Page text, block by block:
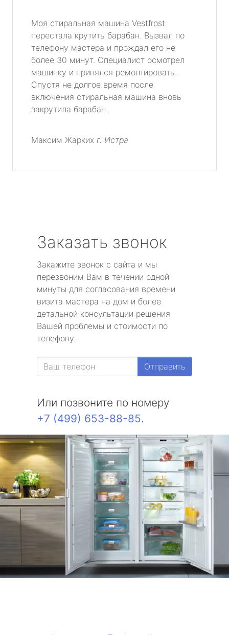
Моя стиральная машина Vestfrost
перестала крутить барабан. Вызвал по
телефону мастера и прождал его не
более 30 минут. Специалист осмотрел
машинку и принялся ремонтировать.
Спустя не долгое время после
включения стиральная машина вновь
закрутила барабан.
Максим Жарких г. Истра
Заказать звонок
Закажите звонок с сайта и мы
перезвоним Вам в течении одной
минуты для согласования времени
визита мастера на дом и более
детальной консультации решения
Вашей проблемы и стоимости по
телефону.
Отправить
Или позвоните по номеру
+7 (499) 653-88-85.